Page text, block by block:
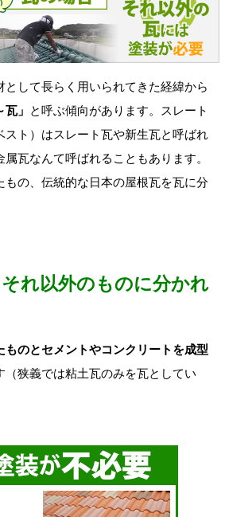
して長らく用いられてきた経緯から
瓦」 と呼ぶ傾向があります。スレート
スト）はスレート瓦や新生瓦と呼ばれ
瓦なんて呼ばれることもあります。
もの、伝統的な日本の屋根瓦を瓦に分
れ以外のものに分かれ
ものとセメントやコンクリートを成型
（狭義では粘土瓦のみを瓦としてい